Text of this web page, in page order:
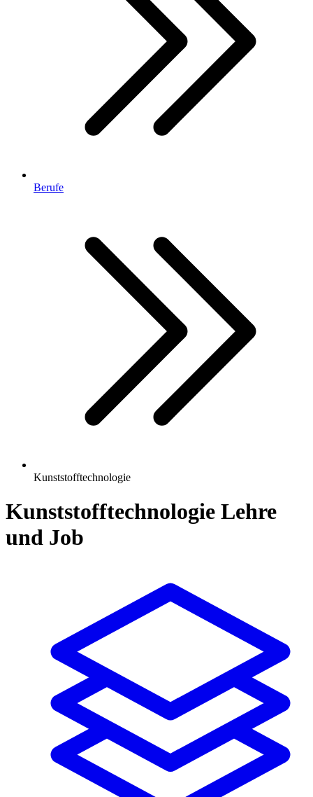
Berufe
Kunststofftechnologie
Kunststofftechnologie Lehre
und Job